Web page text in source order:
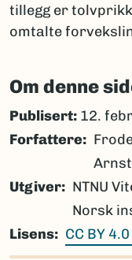
tillegg er
omtalte
Om denne
Publisert: 12.
Forfattere
Utgiver
NTNU
Norsk
Lisens
CC BY